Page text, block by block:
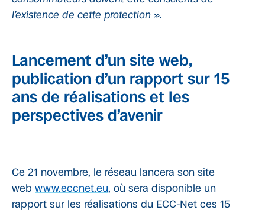
l’existence de cette protection ».
Lancement d’un site web,
publication d’un rapport sur 15
ans de réalisations et les
perspectives d’avenir
Ce 21 novembre, le réseau lancera son site
web www.eccnet.eu, où sera disponible un
rapport sur les réalisations du ECC-Net ces 15